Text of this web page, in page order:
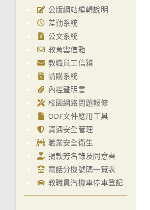
公版網站編輯說明
差勤系統
公文系統
教育雲信箱
教職員工信箱
請購系統
內控聲明書
校園網路問題報修
ODF文件應用工具
資通安全管理
職業安全衛生
捐款芳名錄及同意書
電話分機號碼一覽表
教職員汽機車停車登記